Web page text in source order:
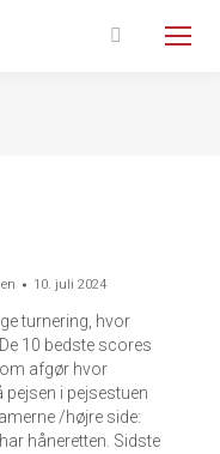
10. juli 2024
turnering, hvor
10 bedste scores
afgør hvor
i pejsestuen
/højre side:
håneretten. Sidste